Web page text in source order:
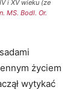
i XV wieku (ze
MS. Bodl. Or.
życiem
wytykać